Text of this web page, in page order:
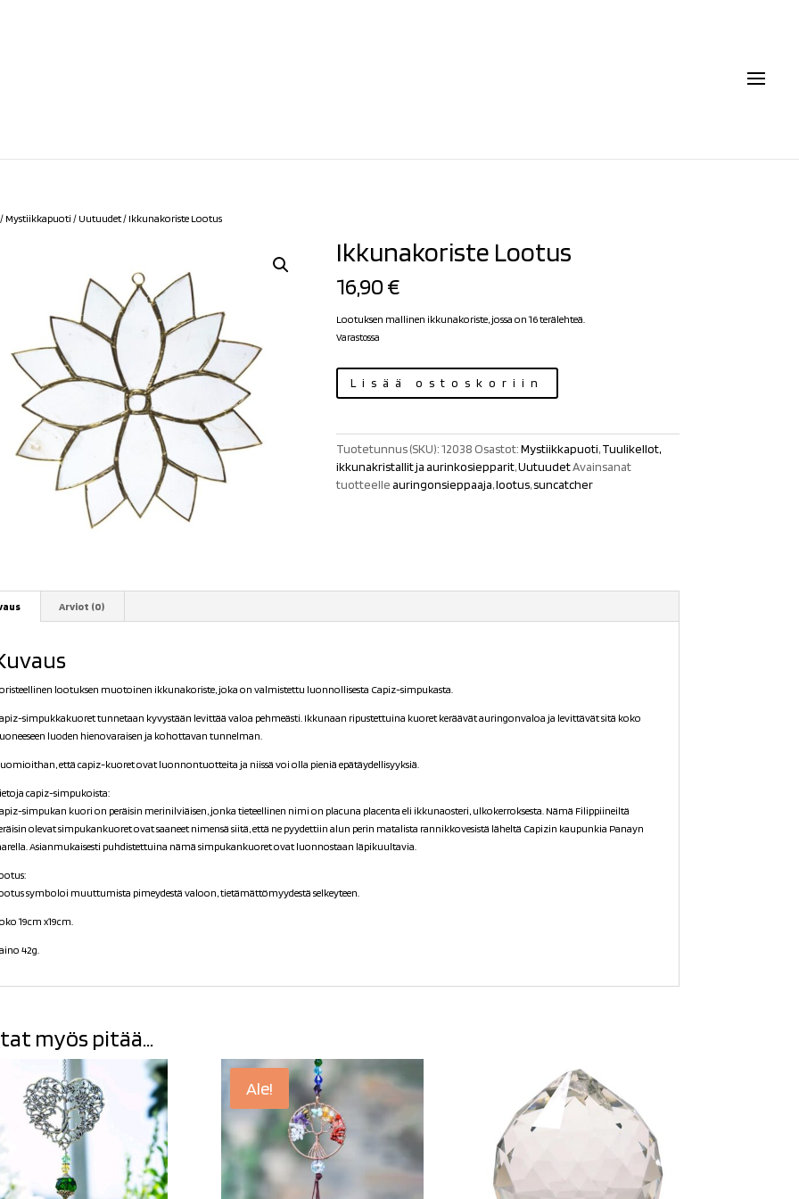
/ Mystiikkapuoti / Uutuudet/ Ikkunakoriste Lootus
Ikkunakoriste Lootus
16,90€
Lootuksen mallinen ikkunakoriste, jossa on 16 terälehteä.
Varastossa
Lootus
Lisää ostoskoriin
Tuotetunnus (SKU):12038 Osastot:Mystiikkapuoti,Tuulikellot,
ikkunakristallit ja aurinkosiepparit,UutuudetAvainsanat
tuotteelleauringonsieppaaja,lootus,suncatcher
Arviot (0)
lootuksen muotoinen ikkunakoriste, joka on valmistettu luonnollisesta Capiz-simpukasta.
simpukkakuoret tunnetaan kyvystään levittää valoa pehmeästi. Ikkunaan ripustettuina kuoret keräävät auringonvaloa ja levittävät sitä koko
luoden hienovaraisen ja kohottavan tunnelman.
että capiz-kuoret ovat luonnontuotteita ja niissä voi olla pieniä epätäydellisyyksiä.
capiz-simpukoista:
simpukan kuori on peräisin merinilviäisen, jonka tieteellinen nimi on placuna placenta eli ikkunaosteri, ulkokerroksesta. Nämä Filippiineiltä
olevat simpukankuoret ovat saaneet nimensä siitä, että ne pyydettiin alun perin matalista rannikkovesistä läheltä Capizin kaupunkia Panayn
Asianmukaisesti puhdistettuina nämä simpukankuoret ovat luonnostaan läpikuultavia.
symboloi muuttumista pimeydestä valoon, tietämättömyydestä selkeyteen.
19cm x19cm.
42g.
myös pitää...
Ale!